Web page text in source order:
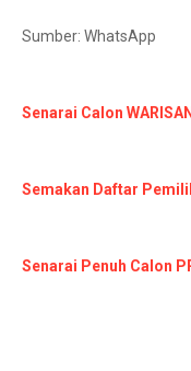
Sumber: WhatsApp
Senarai Calon
Semakan Daftar
Senarai Penuh Calon